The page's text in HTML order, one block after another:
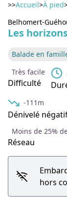
>>Accueil>À pied
Belhomert-
Les
Balade en
Très facile
Difficulté
-111m
Dénivelé
Moins de 25%
Réseau
hors